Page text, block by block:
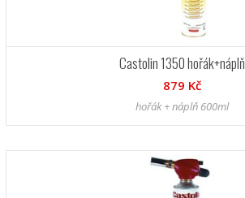
Castolin 1350 hořák+náplň
879 Kč
hořák + náplň 600ml